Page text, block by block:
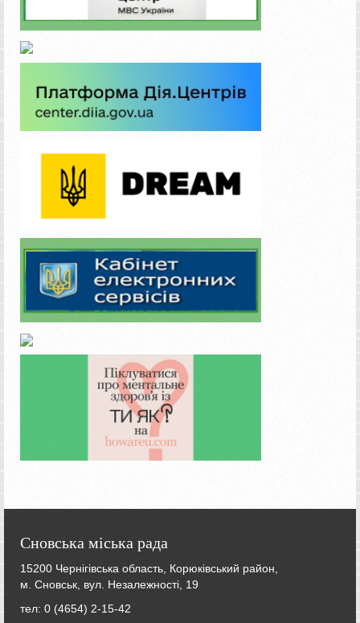
Сновська міська рада
15200 Чернігівська область, Корюківський район,
м. Сновськ, вул. Незалежності, 19
тел: 0 (4654) 2-15-42